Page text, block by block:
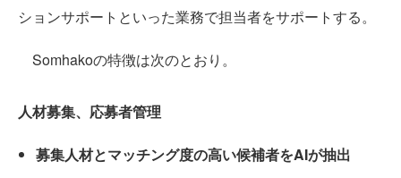
ションサポートといった業務で担当者をサポートする。
Somhakoの特徴は次のとおり。
人材募集、応募者管理
募集人材とマッチング度の高い候補者をAIが抽出